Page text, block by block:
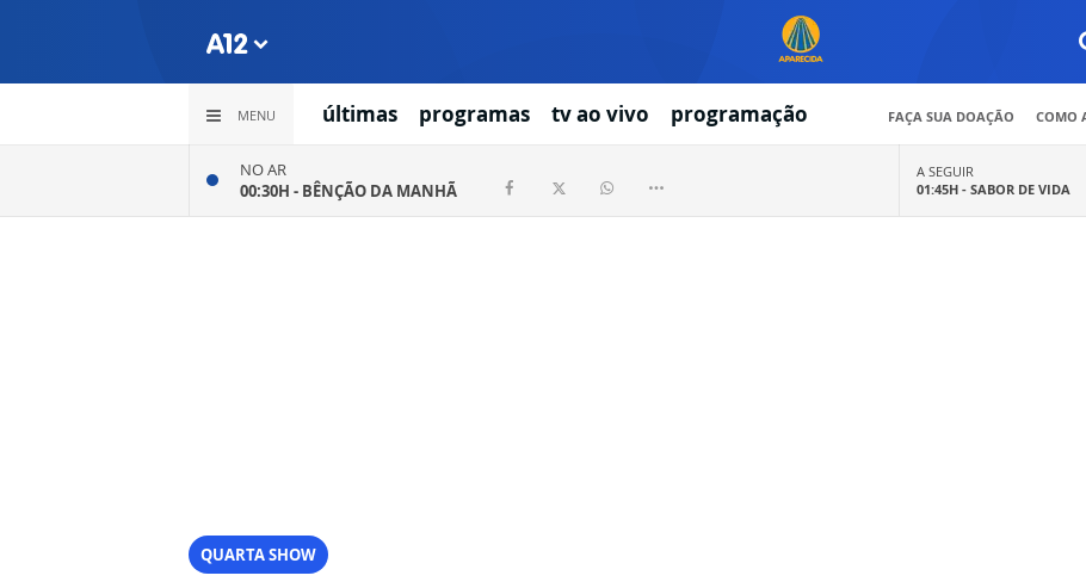
MENU últimas programas tv ao vivo programação FAÇA SUA DOAÇÃO COMO
NO AR
00:30H - BÊNÇÃO DA MANHÃ
A SEGUIR
01:45H - SABOR DE VIDA
QUARTA SHOW